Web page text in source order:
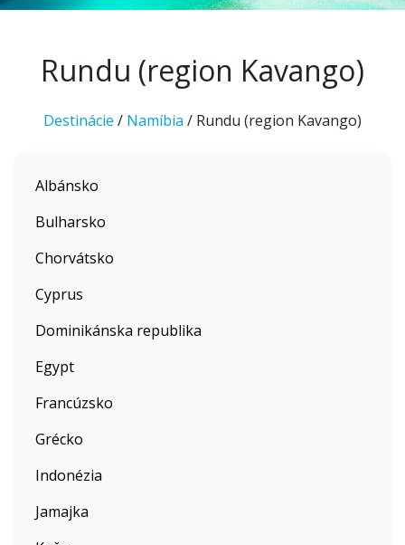
Rundu (region Kavango)
Destinácie / Namíbia / Rundu (region Kavango)
Albánsko
Bulharsko
Chorvátsko
Cyprus
Dominikánska republika
Egypt
Francúzsko
Grécko
Indonézia
Jamajka